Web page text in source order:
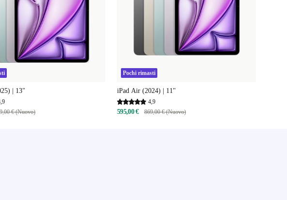
| 13"
€ (Nuovo)
Pochi rimasti
iPad Air (2024) | 11"
4,9
595,00 € 869,00 € (Nuovo)